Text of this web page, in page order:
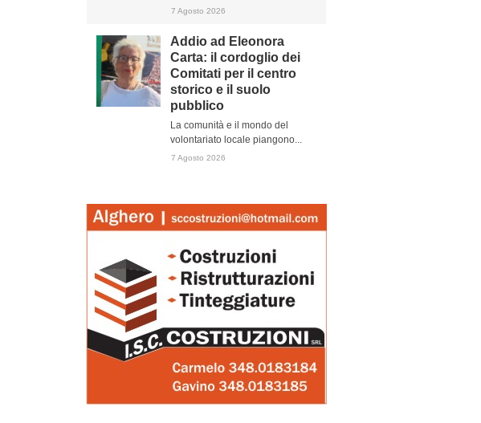
7 Agosto 2026
Addio ad Eleonora
Carta: il cordoglio dei
Comitati per il centro
storico e il suolo
pubblico
La comunità e il mondo del
volontariato locale piangono...
7 Agosto 2026